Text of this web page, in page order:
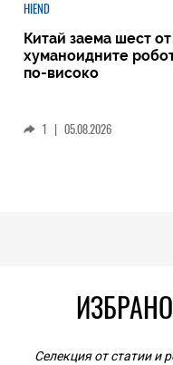
HIEND
Китай заема шест
хуманоидните
по-високо
1 | 05.08.2026
Селекция от статии и